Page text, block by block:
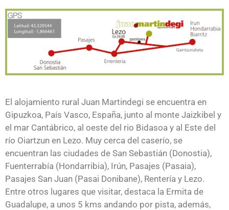
El alojamiento rural Juan Martindegi se encuentra en
Gipuzkoa, País Vasco, España, junto al monte Jaizkibel y
el mar Cantábrico, al oeste del rio Bidasoa y al Este del
río Oiartzun en Lezo. Muy cerca del caserío, se
encuentran las ciudades de San Sebastián (Donostia),
Fuenterrabía (Hondarribia), Irún, Pasajes (Pasaia),
Pasajes San Juan (Pasai Donibane), Rentería y Lezo.
Entre otros lugares que visitar, destaca la Ermita de
Guadalupe, a unos 5 kms andando por pista, además,